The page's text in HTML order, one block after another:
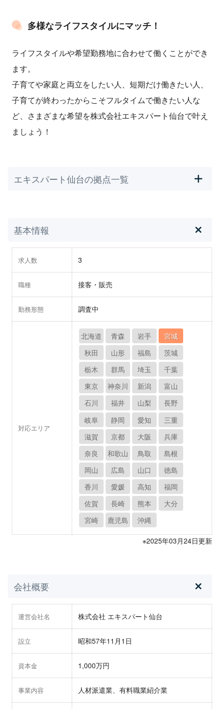
多様なライフスタイルにマッチ！
ライフスタイルや希望勤務地に合わせて働くことができ
ます。
子育てや家庭と両立をしたい人、短期だけ働きたい人、
子育てが終わったからこそフルタイムで働きたい人な
ど、さまざまな希望を株式会社エキスパート仙台で叶え
ましょう！
エキスパート仙台の拠点一覧
基本情報
求人数 3
職種 接客・販売
勤務形態 調査中
対応エリア
北海道 青森 岩手
宮城
秋田
山形 福島
茨城
栃木
群馬 埼玉
千葉
東京
神奈川 新潟
富山
石川
福井 山梨
長野
岐阜
静岡 愛知
三重
滋賀
京都 大阪
兵庫
奈良
和歌山 鳥取
島根
岡山
広島 山口
徳島
香川
愛媛 高知
福岡
佐賀
長崎 熊本
大分
宮崎
鹿児島 沖縄
※2025年03月24日更新
会社概要
運営会社名 株式会社 エキスパート仙台
設立 昭和57年11月1日
資本金 1,000万円
事業内容 人材派遣業、有料職業紹介業